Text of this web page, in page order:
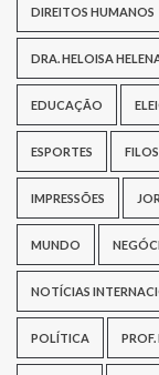
DIREITOS HUMANOS
DRA. HELOISA
EDUCAÇÃO
ESPORTES
IMPRESSÕES
MUNDO
NOTÍCIAS
POLÍTICA